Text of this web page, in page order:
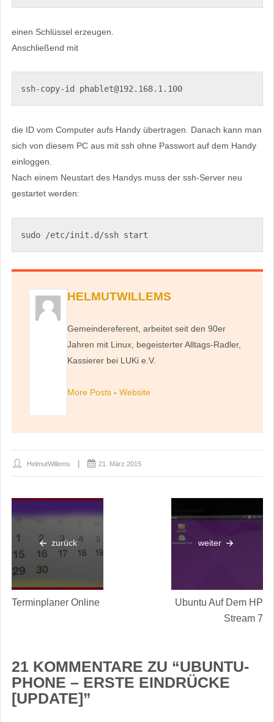
einen Schlüssel erzeugen.
Anschließend mit
ssh-copy-id phablet@192.168.1.100
die ID vom Computer aufs Handy übertragen. Danach kann man
sich von diesem PC aus mit ssh ohne Passwort auf dem Handy
einloggen.
Nach einem Neustart des Handys muss der ssh-Server neu
gestartet werden:
sudo /etc/init.d/ssh start
HELMUTWILLEMS
Gemeindereferent, arbeitet seit den 90er
Jahren mit Linux, begeisterter Alltags-Radler,
Kassierer bei LUKi e.V.
More Posts -Website
HelmutWillems 21. März 2015
zurück
Terminplaner Online
weiter
Ubuntu Auf Dem HP
Stream 7
21 KOMMENTARE ZU “UBUNTU-
PHONE – ERSTE EINDRÜCKE
[UPDATE]”